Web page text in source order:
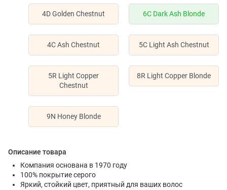
4D Golden Chestnut 6C Dark Ash Blonde
4C Ash Chestnut 5C Light Ash Chestnut
5R Light Copper
Chestnut
8R Light Copper Blonde
9N Honey Blonde
Описание товара
Компания основана в 1970 году
100% покрытие серого
Яркий, стойкий цвет, приятный для ваших волос